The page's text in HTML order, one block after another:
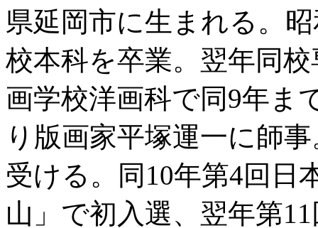
県延岡市に生まれる。
校本科を卒業。翌年同
画学校洋画科で同9年ま
り版画家平塚運一に師
受ける。同10年第4回日
山」で初入選、翌年第